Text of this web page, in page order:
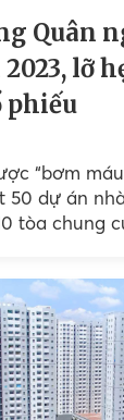
Quân
lỡ
phiếu
“bơm
50 dự án
tòa chung